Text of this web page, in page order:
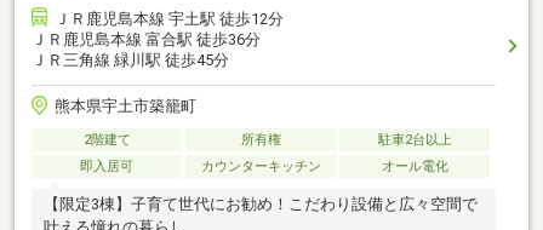
ＪＲ鹿児島本線 宇土駅 徒歩12分
ＪＲ鹿児島本線 富合駅 徒歩36分
ＪＲ三角線 緑川駅 徒歩45分
熊本県宇土市築籠町
2階建て 所有権
駐車2台以上
即入居可
カウンターキッチン オール電化
【限定3棟】子育て世代にお勧め！こだわり設備と広々空間で